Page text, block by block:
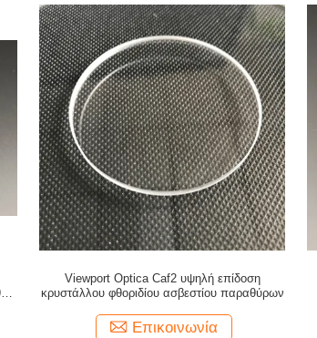
Viewport Optica Caf2 υψηλή επίδοση
κρυστάλλου φθοριδίου ασβεστίου παραθύρων
Επικοινωνία